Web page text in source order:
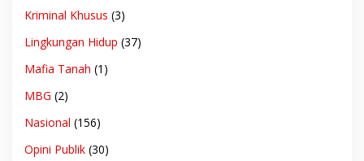
Kriminal Khusus (3)
Lingkungan Hidup (37)
Mafia Tanah (1)
MBG (2)
Nasional (156)
Opini Publik (30)